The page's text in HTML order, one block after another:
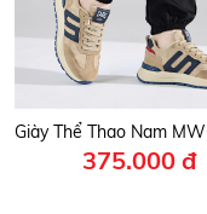
375.000 đ